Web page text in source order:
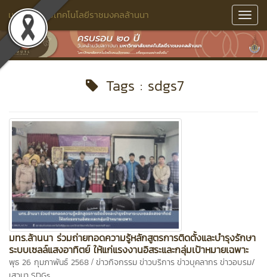
มหาวิทยาลัยเทคโนโลยีราชมงคลล้านนา
Tags : sdgs7
มทร.ล้านนา ร่วมถ่ายทอดความรู้หลักสูตรการติดตั้งและบำรุงรักษา
ระบบเซลล์แสงอาทิตย์ ให้แก่แรงงานอิสระและกลุ่มเป้าหมายเฉพาะ
พุธ 26 กุมภาพันธ์ 2568 / ข่าวกิจกรรมข่าวบริการข่าวบุคลากรข่าวอบรม/